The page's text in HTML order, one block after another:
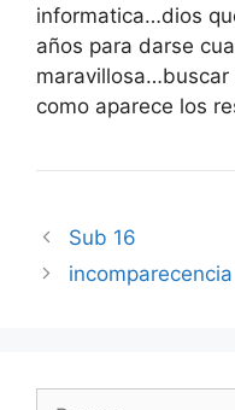
informatica…dios
años para darse
maravillosa…buscar
como aparece los
Sub 16